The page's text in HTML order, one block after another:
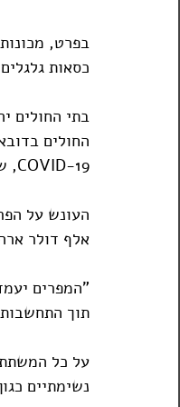
בפרט,
כסאות
בתי החולים
החולים
COVID-19, שקבעו הרשויות המקומיות.
אלף דולר
"המפרים
תוך התחשבות
על כל
נשימתיים